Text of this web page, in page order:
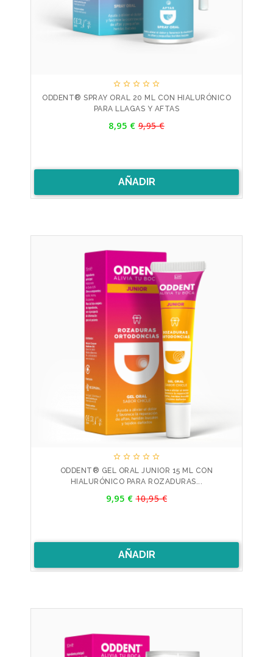
    
ODDENT® SPRAY ORAL 20 ML CON HIALURÓNICO
PARA LLAGAS Y AFTAS
8,95 €Precio
9,95 €
AÑADIR
    
ODDENT® GEL ORAL JUNIOR 15 ML CON
HIALURÓNICO PARA ROZADURAS...
9,95 €Precio
10,95 €
AÑADIR